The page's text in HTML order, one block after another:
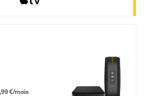
12 mois puis 51,99 € par mois, Engagement 12 mois
€/mois